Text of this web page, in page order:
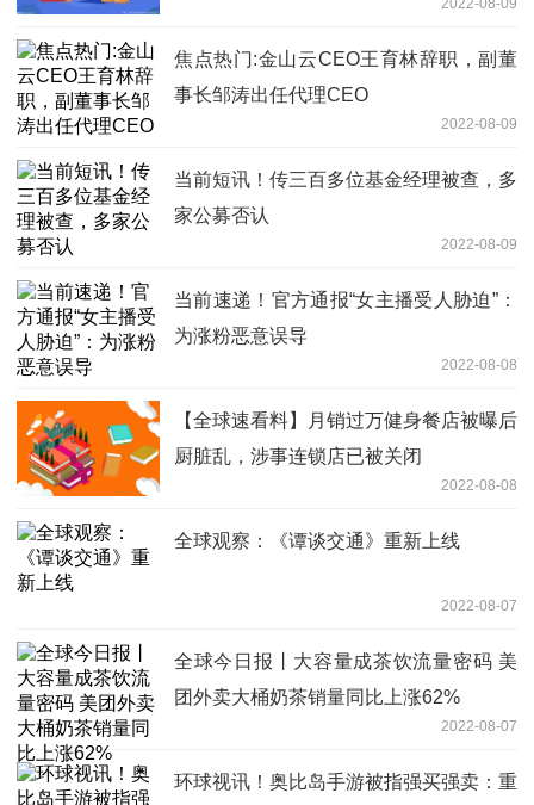
2022-08-09
焦点热门:金山云CEO王育林辞职，副董
事长邹涛出任代理CEO
2022-08-09
当前短讯！传三百多位基金经理被查，多
家公募否认
2022-08-09
当前速递！官方通报“女主播受人胁迫”：
为涨粉恶意误导
2022-08-08
【全球速看料】月销过万健身餐店被曝后
厨脏乱，涉事连锁店已被关闭
2022-08-08
全球观察：《谭谈交通》重新上线
2022-08-07
全球今日报丨大容量成茶饮流量密码 美
团外卖大桶奶茶销量同比上涨62%
2022-08-07
环球视讯！奥比岛手游被指强买强卖：重